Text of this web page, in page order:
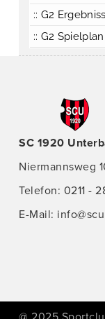
:: G2
:: G2 Spielplan
SC 1920
Niermannsweg
Telefon: 0211 -
E-Mail: